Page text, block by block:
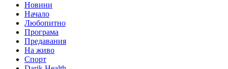
Новини
Начало
Любопитно
Програма
Предавания
На живо
Спорт